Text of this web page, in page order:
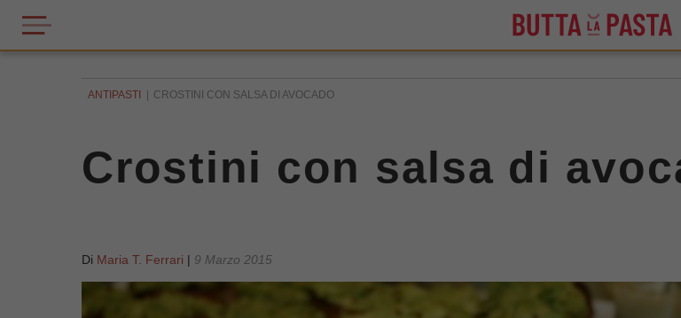
ANTIPASTI CROSTINI CON SALSA DI AVOCADO
Crostini con salsa di
Di Maria T. Ferrari | 9 Marzo 2015